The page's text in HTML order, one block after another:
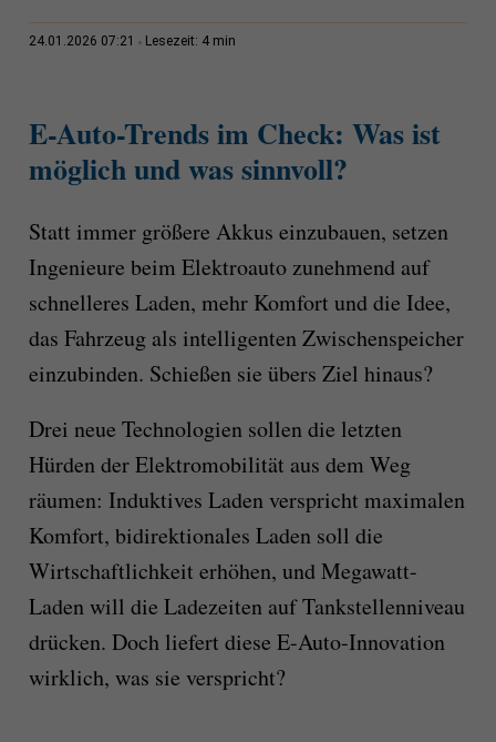
24.01.2026 07:21 Lesezeit: 4 min
E-Auto-Trends im Check: Was ist
möglich und was sinnvoll?
Statt immer größere Akkus einzubauen, setzen
Ingenieure beim Elektroauto zunehmend auf
schnelleres Laden, mehr Komfort und die Idee,
das Fahrzeug als intelligenten Zwischenspeicher
einzubinden. Schießen sie übers Ziel hinaus?
Drei neue Technologien sollen die letzten
Hürden der Elektromobilität aus dem Weg
räumen: Induktives Laden verspricht maximalen
Komfort, bidirektionales Laden soll die
Wirtschaftlichkeit erhöhen, und Megawatt-
Laden will die Ladezeiten auf Tankstellenniveau
drücken. Doch liefert diese E-Auto-Innovation
wirklich, was sie verspricht?